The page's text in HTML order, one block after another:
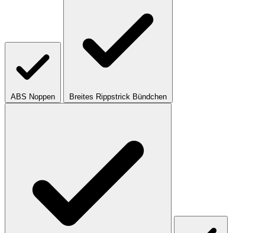
ABS Noppen Breites Rippstrick Bündchen